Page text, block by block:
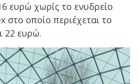
ευρώ χωρίς το ενυδρείο
στο οποίο περιέχεται το
22 ευρώ.